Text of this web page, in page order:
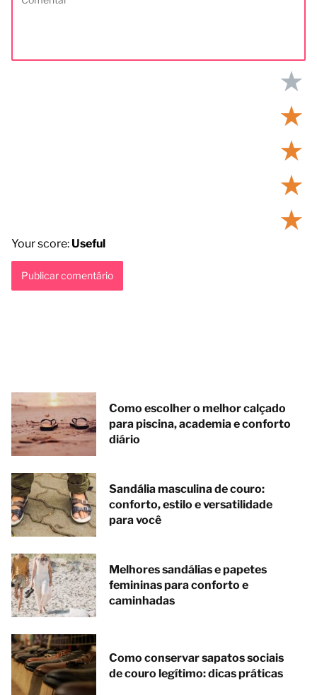
★
★
★
★
★
Your score: Useful
Como escolher o melhor calçado
para piscina, academia e conforto
diário
Sandália masculina de couro:
conforto, estilo e versatilidade
para você
Melhores sandálias e papetes
femininas para conforto e
caminhadas
Como conservar sapatos sociais
de couro legítimo: dicas práticas